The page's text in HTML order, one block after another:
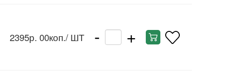
2395р. 00коп./ ШТ - +